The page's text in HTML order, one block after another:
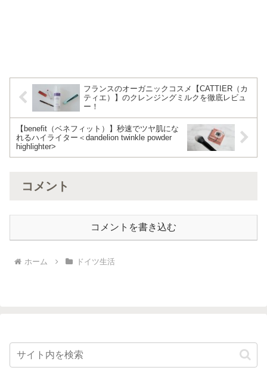
フランスのオーガニックコスメ【CATTIER（カ
ティエ）】のクレンジングミルクを徹底レビュ
ー！
【benefit（ベネフィット）】秒速でツヤ肌にな
れるハイライター＜dandelion twinkle powder
highlighter>
コメント
コメントを書き込む
ホーム ドイツ生活